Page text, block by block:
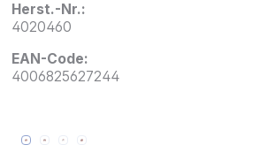
Herst.-Nr.:
4020460
EAN-Code:
4006825627244
Bildergalerie überspringen